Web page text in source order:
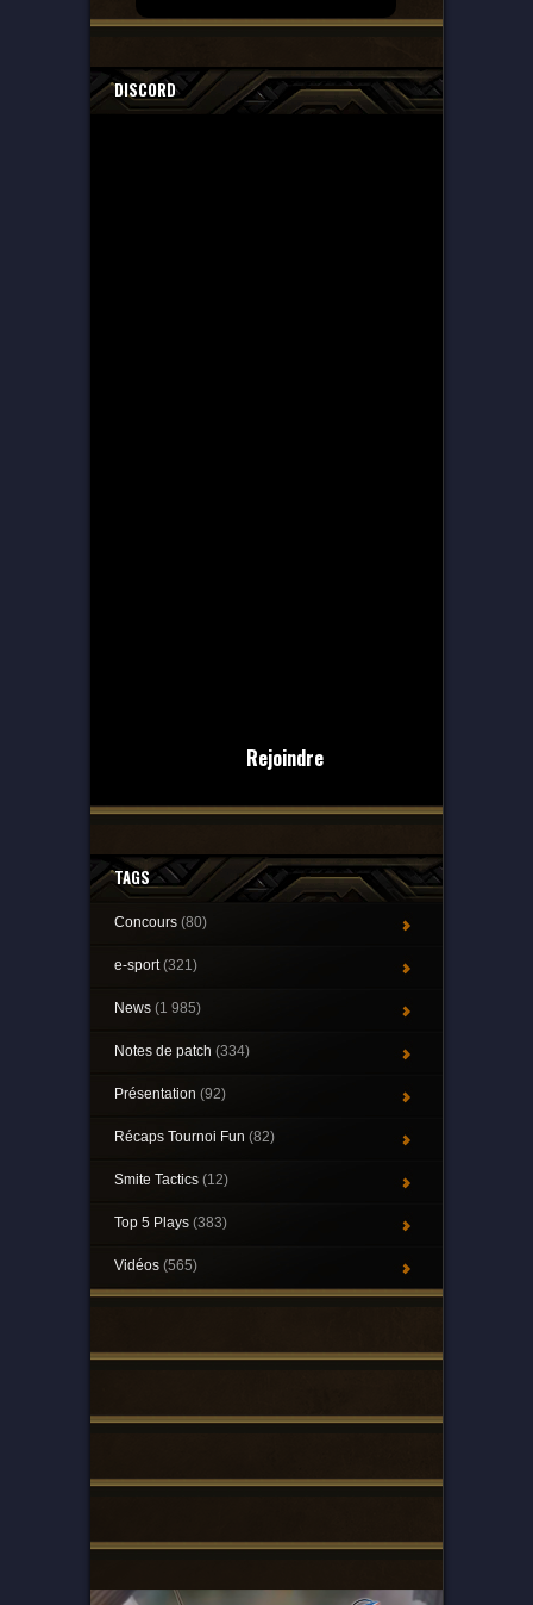
DISCORD
Rejoindre
TAGS
Concours (80)
e-sport(321)
News (1 985)
Notes de patch (334)
Présentation (92)
Récaps Tournoi Fun (82)
Smite Tactics (12)
Top 5 Plays (383)
Vidéos (565)